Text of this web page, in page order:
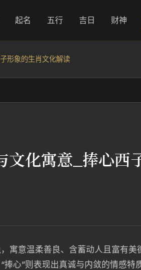
起名 五行 吉日 财神
形象的生肖文化解读
文化寓意_捧心西
寓意温柔善良、含蓄动人且富有美
心”则表现出真诚与内敛的情感特